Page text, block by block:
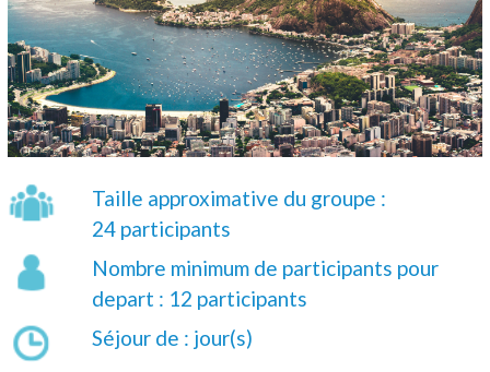
Taille approximative du groupe :
24 participants
Nombre minimum de participants pour
depart : 12 participants
Séjour de : jour(s)